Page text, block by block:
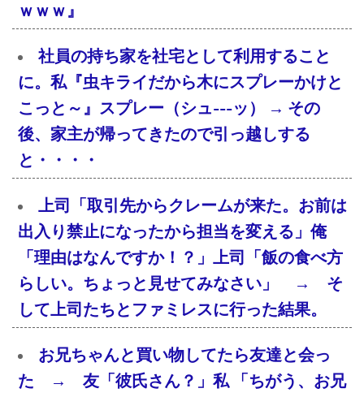
ｗｗｗ』
社員の持ち家を社宅として利用すること
に。私『虫キライだから木にスプレーかけと
こっと～』スプレー（シュ---ッ） → その
後、家主が帰ってきたので引っ越しする
と・・・・
上司「取引先からクレームが来た。お前は
出入り禁止になったから担当を変える」俺
「理由はなんですか！？」上司「飯の食べ方
らしい。ちょっと見せてみなさい」 → そ
して上司たちとファミレスに行った結果。
お兄ちゃんと買い物してたら友達と会っ
た → 友「彼氏さん？」私 「ちがう、お兄